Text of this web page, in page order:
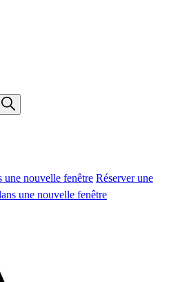
une nouvelle fenêtre Réserver une
une nouvelle fenêtre